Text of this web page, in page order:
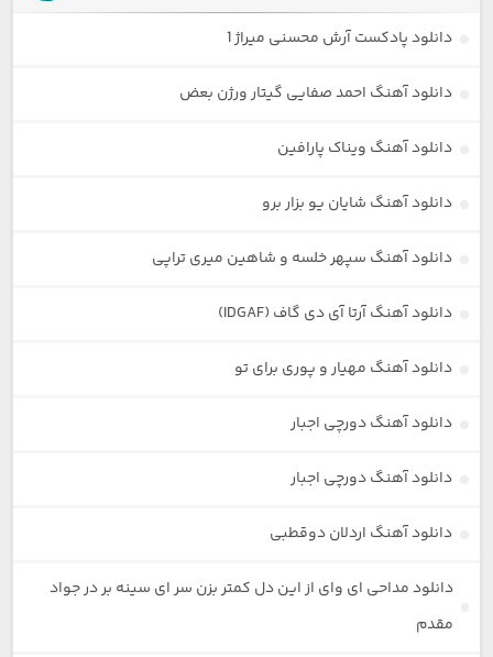
دانلود پادکست آرش محسنی میراژ 1
دانلود آهنگ احمد صفایی گیتار ورژن بعض
دانلود آهنگ ویناک پارافین
دانلود آهنگ شایان یو بزار برو
دانلود آهنگ سپهر خلسه و شاهین میری تراپی
دانلود آهنگ آرتا آی دی گاف (IDGAF)
دانلود آهنگ مهیار و پوری برای تو
دانلود آهنگ دورچی اجبار
دانلود آهنگ دورچی اجبار
دانلود آهنگ اردلان دوقطبی
دانلود مداحی ای وای از این دل کمتر بزن سر ای سینه بر در جواد
مقدم